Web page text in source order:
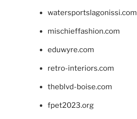
watersportslagonissi.com
mischieffashion.com
eduwyre.com
retro-interiors.com
theblvd-boise.com
fpet2023.org